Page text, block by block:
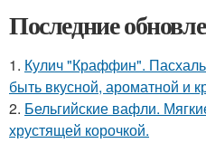
Последние
1. Кулич "Краффин".
быть вкусной, ароматной и
2. Бельгийские вафли.
хрустящей корочкой.